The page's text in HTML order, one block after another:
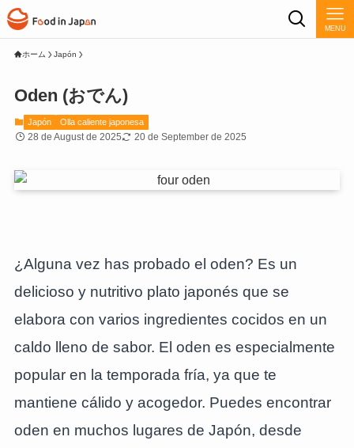
MENU
ホーム Japón
Oden (おでん)
Japón Olla caliente japonesa
28 de August de 2025 20 de September de 2025
¿Alguna vez has probado el oden? Es un
delicioso y nutritivo plato japonés que se
elabora con varios ingredientes cocidos en un
caldo lleno de sabor. El oden es especialmente
popular en la temporada fría, ya que te
mantiene cálido y acogedor. Puedes encontrar
oden en muchos lugares de Japón, desde